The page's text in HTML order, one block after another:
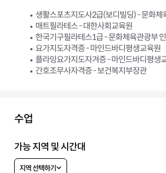
생활스포츠지도사2급(보디빌딩) - 문화체
매트필라테스 - 대한사회교육원
한국기구필라테스1급 - 문화체육관광부
요가지도자격증 - 마인드바디평생교육원
플라잉요가지도자겨증 - 마인드바디평생
간호조무사자격증 - 보건복지부장관
수업
가능 지역 및 시간대
지역 선택하기